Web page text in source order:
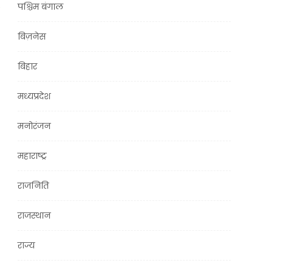
पश्चिम बंगाल
बिज़नेस
बिहार
मध्यप्रदेश
मनोरंजन
महाराष्ट्र
राजनिति
राजस्थान
राज्य